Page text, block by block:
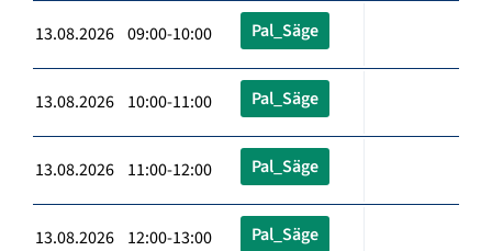
13.08.2026 09:00-10:00 Pal_Säge
13.08.2026 10:00-11:00 Pal_Säge
13.08.2026 11:00-12:00 Pal_Säge
13.08.2026 12:00-13:00 Pal_Säge